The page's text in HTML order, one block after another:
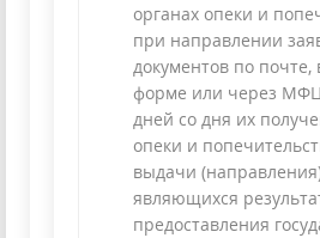
органах опеки и
при направлении
документов по почте,
форме или через
дней со дня их
опеки и
выдачи
являющихся
предоставления